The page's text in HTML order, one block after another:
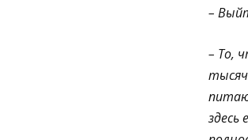
–
– То,